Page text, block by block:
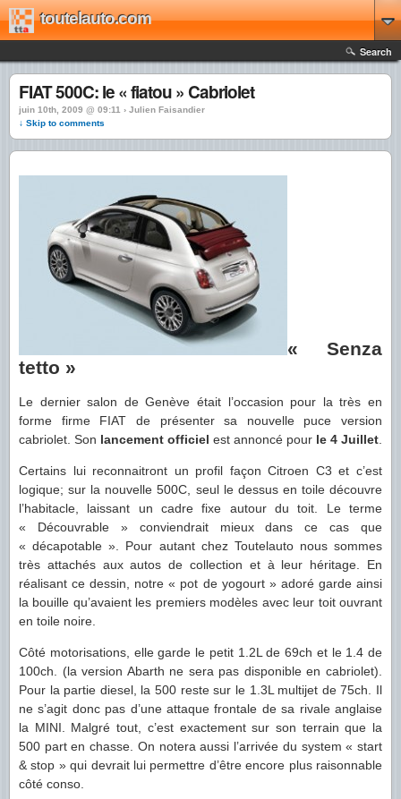
toutelauto.com
Search
FIAT 500C: le « fiatou » Cabriolet
juin 10th, 2009 @ 09:11 › Julien Faisandier
↓ Skip to comments
« Senza
tetto »
Le dernier salon de Genève était l’occasion pour la très en
forme firme FIAT de présenter sa nouvelle puce version
cabriolet. Son lancement officiel est annoncé pour le 4 Juillet
Certains lui reconnaitront un profil façon Citroen C3 et c’est
logique; sur la nouvelle 500C, seul le dessus en toile découvre
l’habitacle, laissant un cadre fixe autour du toit. Le terme
« Découvrable » conviendrait mieux dans ce cas que
« décapotable ». Pour autant chez Toutelauto nous sommes
très attachés aux autos de collection et à leur héritage. En
réalisant ce dessin, notre « pot de yogourt » adoré garde ainsi
la bouille qu’avaient les premiers modèles avec leur toit ouvrant
en toile noire.
Côté motorisations, elle garde le petit 1.2L de 69ch et le 1.4 de
100ch. (la version Abarth ne sera pas disponible en cabriolet).
Pour la partie diesel, la 500 reste sur le 1.3L multijet de 75ch. Il
ne s’agit donc pas d’une attaque frontale de sa rivale anglaise
la MINI. Malgré tout, c’est exactement sur son terrain que la
500 part en chasse. On notera aussi l’arrivée du system « start
& stop » qui devrait lui permettre d’être encore plus raisonnable
côté conso.